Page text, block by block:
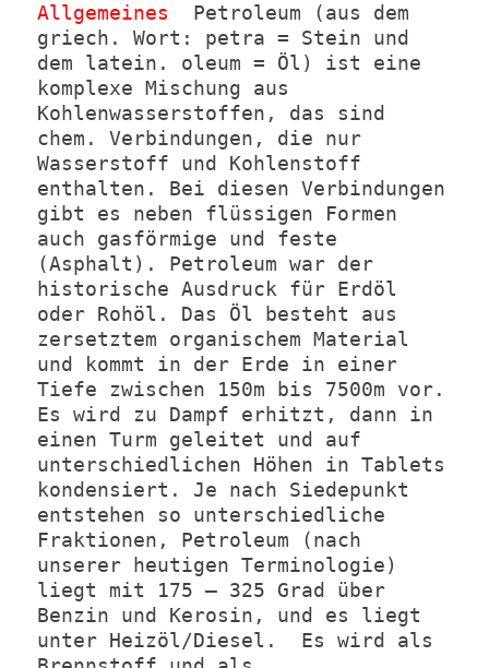
Allgemeines
Petroleum (aus dem
griech. Wort: petra = Stein und
dem latein. oleum = Öl) ist eine
komplexe Mischung aus
Kohlenwasserstoffen, das sind
chem. Verbindungen, die nur
Wasserstoff und Kohlenstoff
enthalten. Bei diesen Verbindungen
gibt es neben flüssigen Formen
auch gasförmige und feste
(Asphalt). Petroleum war der
historische Ausdruck für Erdöl
oder Rohöl. Das Öl besteht aus
zersetztem organischem Material
und kommt in der Erde in einer
Tiefe zwischen 150m bis 7500m vor.
Es wird zu Dampf erhitzt, dann in
einen Turm geleitet und auf
unterschiedlichen Höhen in Tablets
kondensiert. Je nach Siedepunkt
entstehen so unterschiedliche
Fraktionen, Petroleum (nach
unserer heutigen Terminologie)
liegt mit 175 – 325 Grad über
Benzin und Kerosin, und es liegt
unter Heizöl/Diesel. Es wird als